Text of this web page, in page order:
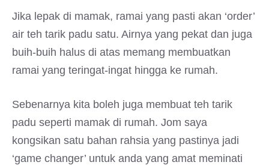
Jika lepak di mamak, ramai yang pasti akan ‘order’
air teh tarik padu satu. Airnya yang pekat dan juga
buih-buih halus di atas memang membuatkan
ramai yang teringat-ingat hingga ke rumah.
Sebenarnya kita boleh juga membuat teh tarik
padu seperti mamak di rumah. Jom saya
kongsikan satu bahan rahsia yang pastinya jadi
‘game changer’ untuk anda yang amat meminati